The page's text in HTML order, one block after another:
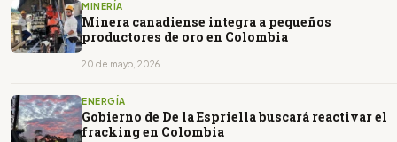
MINERÍA
Minera canadiense integra a pequeños
productores de oro en Colombia
20 de mayo, 2026
ENERGÍA
Gobierno de De la Espriella buscará reactivar el
fracking en Colombia